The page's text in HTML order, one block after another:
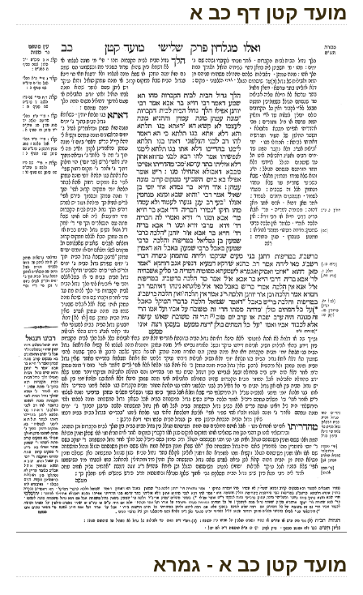
מועד קטן דף כב א
מועד קטן כב א - גמרא